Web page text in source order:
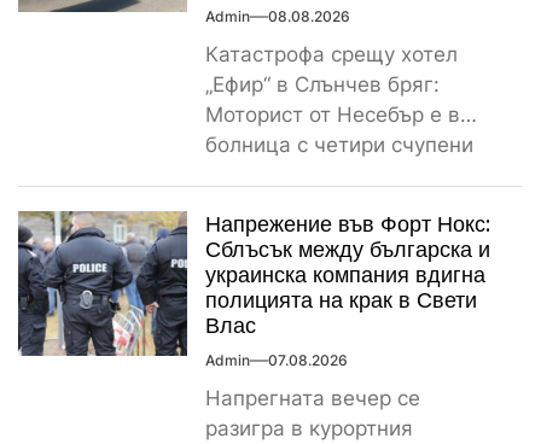
Admin 08.08.2026
Катастрофа срещу хотел
„Ефир“ в Слънчев бряг:
Моторист от Несебър е в
болница с четири счупени
Напрежение във Форт Нокс:
Сблъсък между българска и
украинска компания вдигна
полицията на крак в Свети
Влас
Admin 07.08.2026
Напрегната вечер се
разигра в курортния